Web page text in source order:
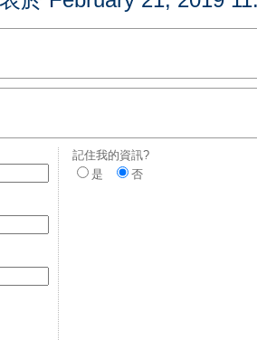
記住我的資訊?
是
否